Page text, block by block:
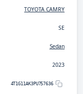
TOYOTA CAMRY
SE
Sedan
2023
4T1G11AK3PU757636